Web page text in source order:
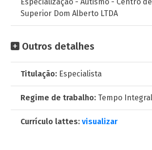
Superior Dom Alberto LTDA
Outros detalhes
Titulação: Especialista
Regime de trabalho: Tempo Integral
Currículo lattes: visualizar